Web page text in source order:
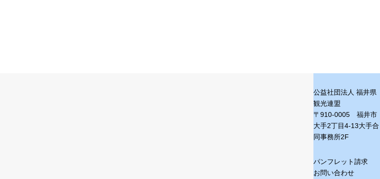
公益社団法人 福井県
観光連盟
〒910-0005 福井市
大手2丁目4-13大手合
同事務所2F
パンフレット請求
お問い合わせ